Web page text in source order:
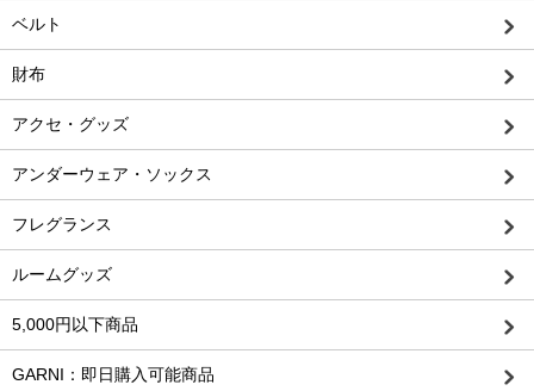
ベルト
財布
アクセ・グッズ
アンダーウェア・ソックス
フレグランス
ルームグッズ
5,000円以下商品
GARNI：即日購入可能商品